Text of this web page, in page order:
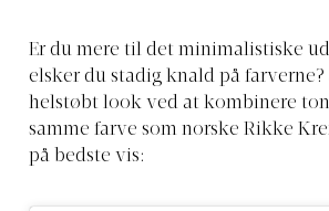
Er du mere til det minimalistiske
elsker du stadig knald på farverne?
helstøbt look ved at kombinere
samme farve som norske Rikke
på bedste vis: